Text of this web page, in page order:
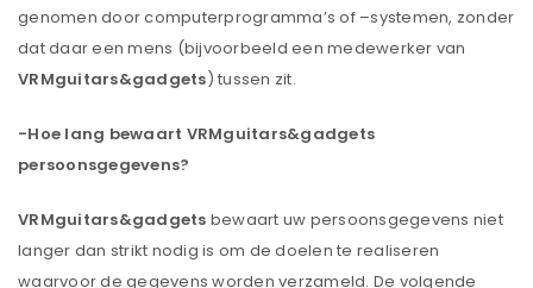
genomen door computerprogramma’s of –systemen, zonder
dat daar een mens (bijvoorbeeld een medewerker van
VRMguitars&gadgets) tussen zit.
-Hoe lang bewaart VRMguitars&gadgets
persoonsgegevens?
VRMguitars&gadgets bewaart uw persoonsgegevens niet
langer dan strikt nodig is om de doelen te realiseren
waarvoor de gegevens worden verzameld. De volgende